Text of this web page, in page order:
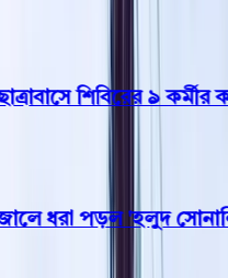
শিবিরের ৯ কর্মীর
ধরা পড়ল 'হলুদ সোনালি